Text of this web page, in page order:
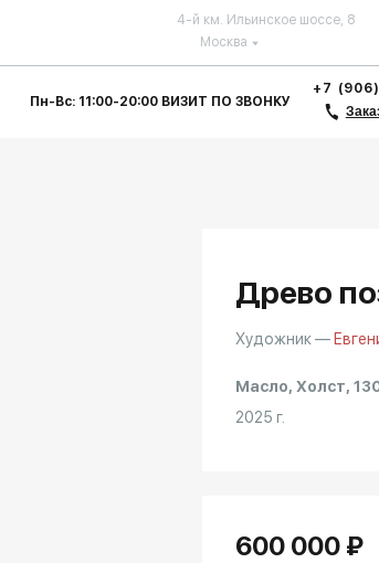
Москва
4-й км. Ильинское шоссе, 8
Пн-Вс: 11:00-20:00 ВИЗИТ ПО ЗВОНКУ
+7
Древо
Художник —
Масло, Холст,
2025 г.
600 000 ₽